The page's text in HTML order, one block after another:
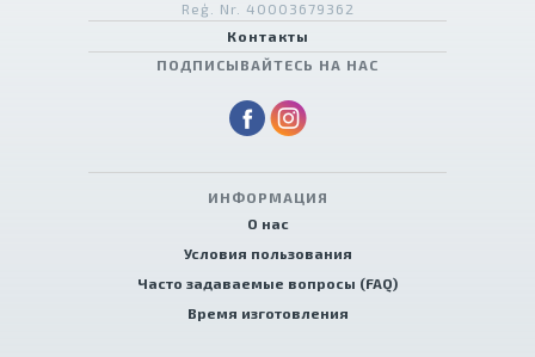
Reģ. Nr. 40003679362
Контакты
ПОДПИСЫВАЙТЕСЬ НА НАС
ИНФОРМАЦИЯ
О нас
Условия пользования
Часто задаваемые вопросы (FAQ)
Время изготовления